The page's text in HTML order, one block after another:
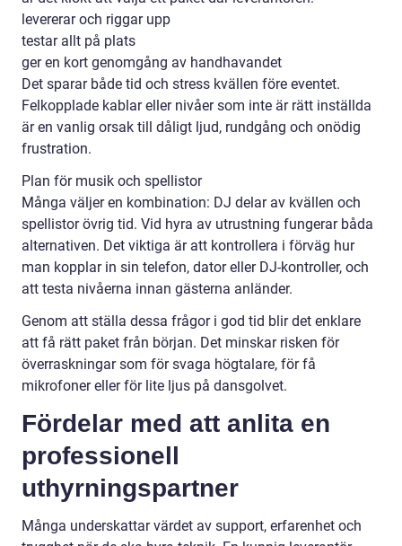
levererar och riggar upp
testar allt på plats
ger en kort genomgång av handhavandet
Det sparar både tid och stress kvällen före eventet.
Felkopplade kablar eller nivåer som inte är rätt inställda
är en vanlig orsak till dåligt ljud, rundgång och onödig
frustration.
Plan för musik och spellistor
Många väljer en kombination: DJ delar av kvällen och
spellistor övrig tid. Vid hyra av utrustning fungerar båda
alternativen. Det viktiga är att kontrollera i förväg hur
man kopplar in sin telefon, dator eller DJ-kontroller, och
att testa nivåerna innan gästerna anländer.
Genom att ställa dessa frågor i god tid blir det enklare
att få rätt paket från början. Det minskar risken för
överraskningar som för svaga högtalare, för få
mikrofoner eller för lite ljus på dansgolvet.
Fördelar med att anlita en
professionell
uthyrningspartner
Många underskattar värdet av support, erfarenhet och